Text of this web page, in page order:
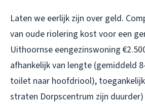
Laten we eerlijk zijn over geld.
van oude riolering kost voor een
Uithoornse eengezinswoning
afhankelijk van lengte (gemiddeld
toilet naar hoofdriool),
straten Dorpscentrum zijn duurder)